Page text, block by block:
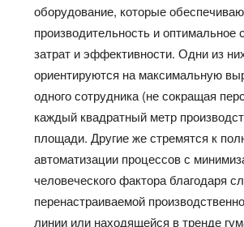
оборудование, которые
производительность и оптимальное
затрат и эффективности. Одни из
ориентируются на максимальную
одного сотрудника (не сокращая
каждый квадратный метр
площади. Другие же стремятся к
автоматизации процессов с
человеческого фактора благодаря
перенастраиваемой
линии или находящейся в тренде